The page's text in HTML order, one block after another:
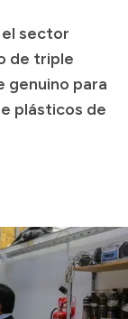
sector
de triple
genuino para
plásticos de